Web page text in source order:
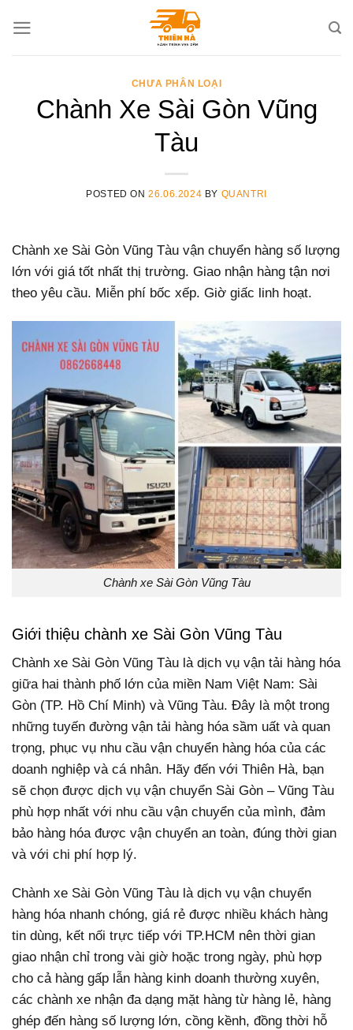
CHƯA PHÂN LOẠI
Chành Xe Sài Gòn Vũng
Tàu
POSTED ON26.06.2024 BY QUANTRI
Chành xe Sài Gòn Vũng Tàu vận chuyển hàng số lượng
lớn với giá tốt nhất thị trường. Giao nhận hàng tận nơi
theo yêu cầu. Miễn phí bốc xếp. Giờ giấc linh hoạt.
Chành xe Sài Gòn Vũng Tàu
Giới thiệu chành xe Sài Gòn Vũng Tàu
Chành xe Sài Gòn Vũng Tàu là dịch vụ vận tải hàng hóa
giữa hai thành phố lớn của miền Nam Việt Nam: Sài
Gòn (TP. Hồ Chí Minh) và Vũng Tàu. Đây là một trong
những tuyến đường vận tải hàng hóa sầm uất và quan
trọng, phục vụ nhu cầu vận chuyển hàng hóa của các
doanh nghiệp và cá nhân. Hãy đến với Thiên Hà, bạn
sẽ chọn được dịch vụ vận chuyển Sài Gòn – Vũng Tàu
phù hợp nhất với nhu cầu vận chuyển của mình, đảm
bảo hàng hóa được vận chuyển an toàn, đúng thời gian
và với chi phí hợp lý.
Chành xe Sài Gòn Vũng Tàu là dịch vụ vận chuyển
hàng hóa nhanh chóng, giá rẻ được nhiều khách hàng
tin dùng, kết nối trực tiếp với TP.HCM nên thời gian
giao nhận chỉ trong vài giờ hoặc trong ngày, phù hợp
cho cả hàng gấp lẫn hàng kinh doanh thường xuyên,
các chành xe nhận đa dạng mặt hàng từ hàng lẻ, hàng
ghép đến hàng số lượng lớn, cồng kềnh, đồng thời hỗ